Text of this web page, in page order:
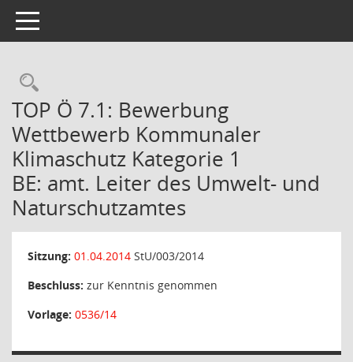
Toggle navigation
Rechercheauswahl
TOP Ö 7.1: Bewerbung
Wettbewerb Kommunaler
Klimaschutz Kategorie 1
BE: amt. Leiter des Umwelt- und
Naturschutzamtes
Sitzung: 01.04.2014 StU/003/2014
Beschluss: zur Kenntnis genommen
Vorlage: 0536/14